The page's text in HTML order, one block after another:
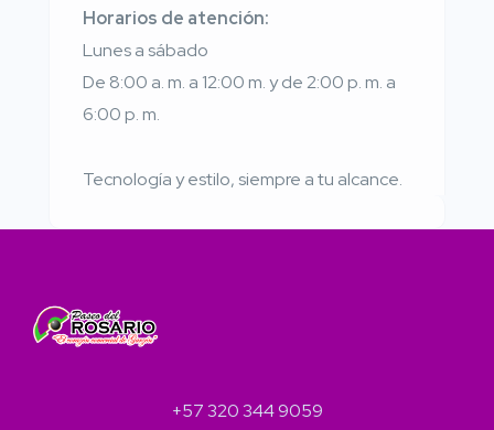
Horarios de atención:
Lunes a sábado
De 8:00 a. m. a 12:00 m. y de 2:00 p. m. a
6:00 p. m.
Tecnología y estilo, siempre a tu alcance.
+57 320 344 9059